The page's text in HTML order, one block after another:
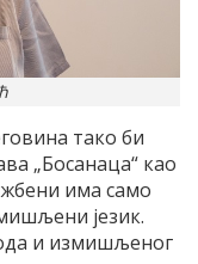
тако би
„Босанаца“ као
има само
језик.
и измишљеног